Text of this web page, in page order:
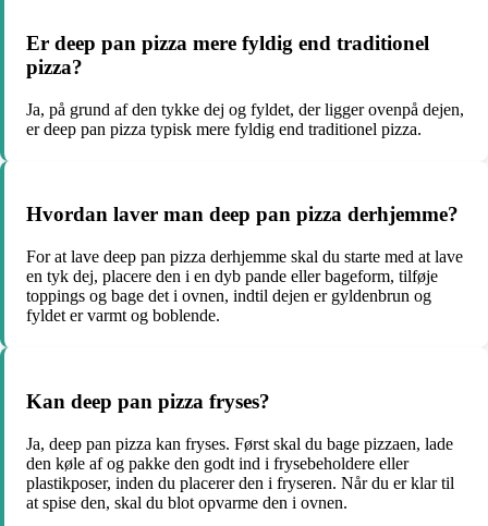
Er deep pan pizza mere fyldig end traditionel
pizza?
Ja, på grund af den tykke dej og fyldet, der ligger ovenpå dejen,
er deep pan pizza typisk mere fyldig end traditionel pizza.
Hvordan laver man deep pan pizza derhjemme?
For at lave deep pan pizza derhjemme skal du starte med at lave
en tyk dej, placere den i en dyb pande eller bageform, tilføje
toppings og bage det i ovnen, indtil dejen er gyldenbrun og
fyldet er varmt og boblende.
Kan deep pan pizza fryses?
Ja, deep pan pizza kan fryses. Først skal du bage pizzaen, lade
den køle af og pakke den godt ind i frysebeholdere eller
plastikposer, inden du placerer den i fryseren. Når du er klar til
at spise den, skal du blot opvarme den i ovnen.